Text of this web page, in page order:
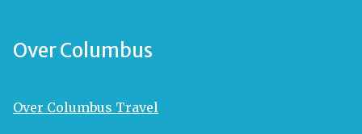
Over Columbus
Over Columbus Travel